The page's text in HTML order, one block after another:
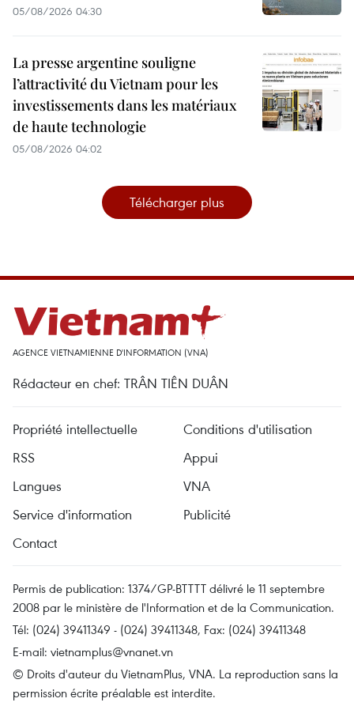
05/08/2026 04:30
La presse argentine souligne
l’attractivité du Vietnam pour les
investissements dans les matériaux
de haute technologie
05/08/2026 04:02
Télécharger plus
AGENCE VIETNAMIENNE D'INFORMATION (VNA)
Rédacteur en chef: TRÂN TIÊN DUÂN
Propriété intellectuelle
Conditions d'utilisation
RSS
Appui
Langues
VNA
Service d'information
Publicité
Contact
Permis de publication: 1374/GP-BTTTT délivré le 11 septembre
2008 par le ministère de l'Information et de la Communication.
Tél: (024) 39411349 - (024) 39411348, Fax: (024) 39411348
E-mail: vietnamplus@vnanet.vn
© Droits d'auteur du VietnamPlus, VNA. La reproduction sans la
permission écrite préalable est interdite.